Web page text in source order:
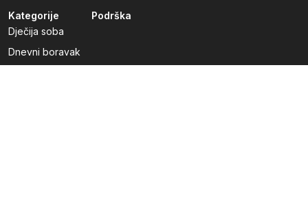
Kategorije
Dječija soba
Dnevni boravak
Podrška